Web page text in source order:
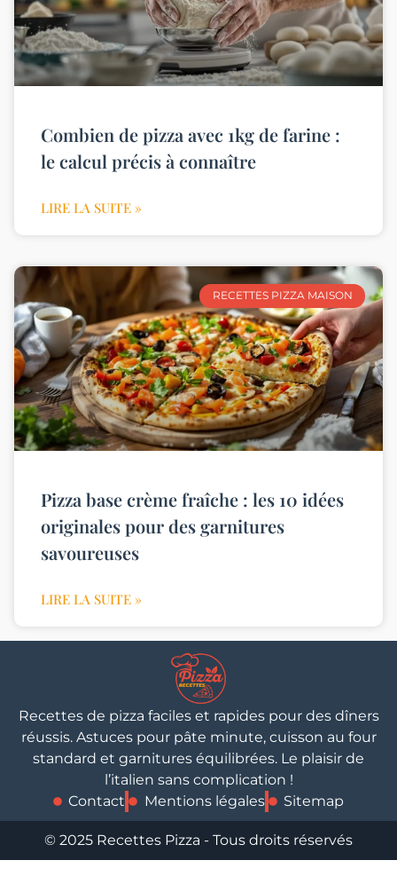
Combien de pizza avec 1kg de farine :
le calcul précis à connaître
LIRE LA SUITE »
RECETTES PIZZA MAISON
Pizza base crème fraîche : les 10 idées
originales pour des garnitures
savoureuses
LIRE LA SUITE »
Recettes de pizza faciles et rapides pour des dîners
réussis. Astuces pour pâte minute, cuisson au four
standard et garnitures équilibrées. Le plaisir de
l’italien sans complication !
Contact
Mentions légales Sitemap
© 2025 Recettes Pizza - Tous droits réservés